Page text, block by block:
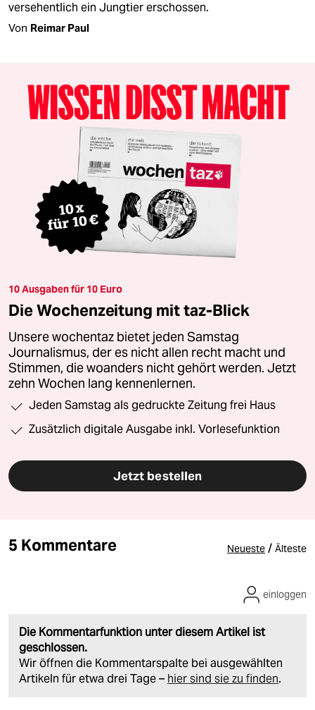
versehentlich ein Jungtier erschossen.
Von Reimar Paul
10 Ausgaben für 10 Euro
Die Wochenzeitung mit taz-Blick
Unsere wochentaz bietet jeden Samstag
Journalismus, der es nicht allen recht macht und
Stimmen, die woanders nicht gehört werden. Jetzt
zehn Wochen lang kennenlernen.
Jeden Samstag als gedruckte Zeitung frei Haus
Zusätzlich digitale Ausgabe inkl. Vorlesefunktion
Jetzt bestellen
5 Kommentare Neueste / Älteste
Die Kommentarfunktion unter diesem Artikel ist
geschlossen.
Wir öffnen die Kommentarspalte bei ausgewählten
Artikeln für etwa drei Tage – hier sind sie zu finden.
einloggen